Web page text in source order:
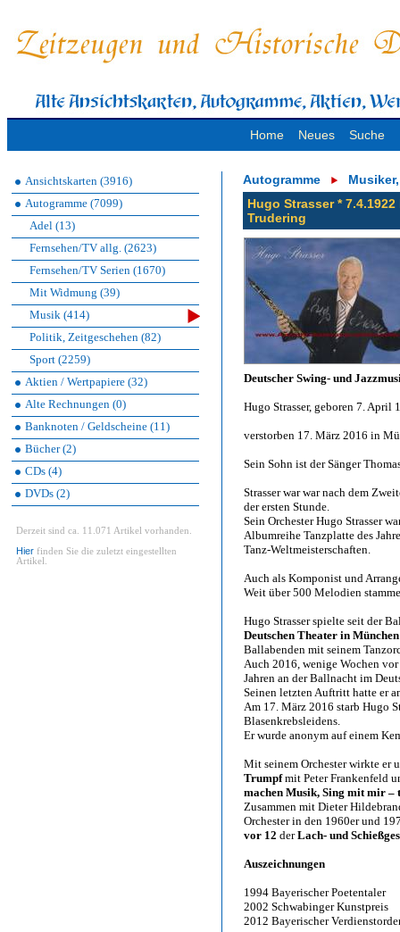
Home Neues Suche
Ansichtskarten (3916)
Autogramme (7099)
Adel (13)
Fernsehen/TV allg. (2623)
Fernsehen/TV Serien (1670)
Mit Widmung (39)
Musik (414)
Politik, Zeitgeschehen (82)
Sport (2259)
Aktien / Wertpapiere (32)
Alte Rechnungen (0)
Banknoten / Geldscheine (11)
Bücher (2)
CDs (4)
DVDs (2)
Derzeit sind ca. 11.071 Artikel vorhanden.
Hier finden Sie die zuletzt eingestellten
Artikel.
Autogramme
Hugo Strasser *
Trudering
Deutscher Swing- und
Hugo Strasser, geboren 7.
verstorben 17. März 2016 in
Sein Sohn ist der Sänger
Strasser war war nach dem
der ersten Stunde.
Sein Orchester Hugo Strasser
Albumreihe Tanzplatte des
Tanz-Weltmeisterschaften.
Auch als Komponist und
Weit über 500 Melodien
Hugo Strasser spielte seit der
Deutschen Theater in München
Ballabenden mit seinem
Auch 2016, wenige Wochen
Jahren an der Ballnacht im
Seinen letzten Auftritt hatte er
Am 17. März 2016 starb Hugo
Blasenkrebsleidens.
Er wurde anonym auf einem
Mit seinem Orchester wirkte er
Trumpfmit Peter Frankenfeld
machen Musik, Sing mit mir –
Zusammen mit Dieter
Orchester in den 1960er und
vor 12 derLach- und
Auszeichnungen
1994 Bayerischer Poetentaler
2002 Schwabinger Kunstpreis
2012 Bayerischer